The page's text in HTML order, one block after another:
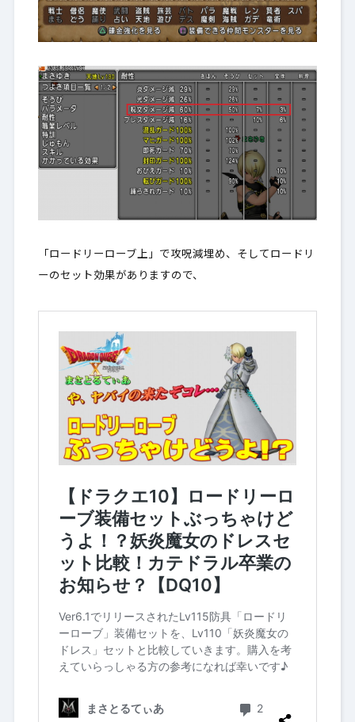
「ロードリーローブ上」で攻呪減埋め、そしてロードリ
ーのセット効果がありますので、